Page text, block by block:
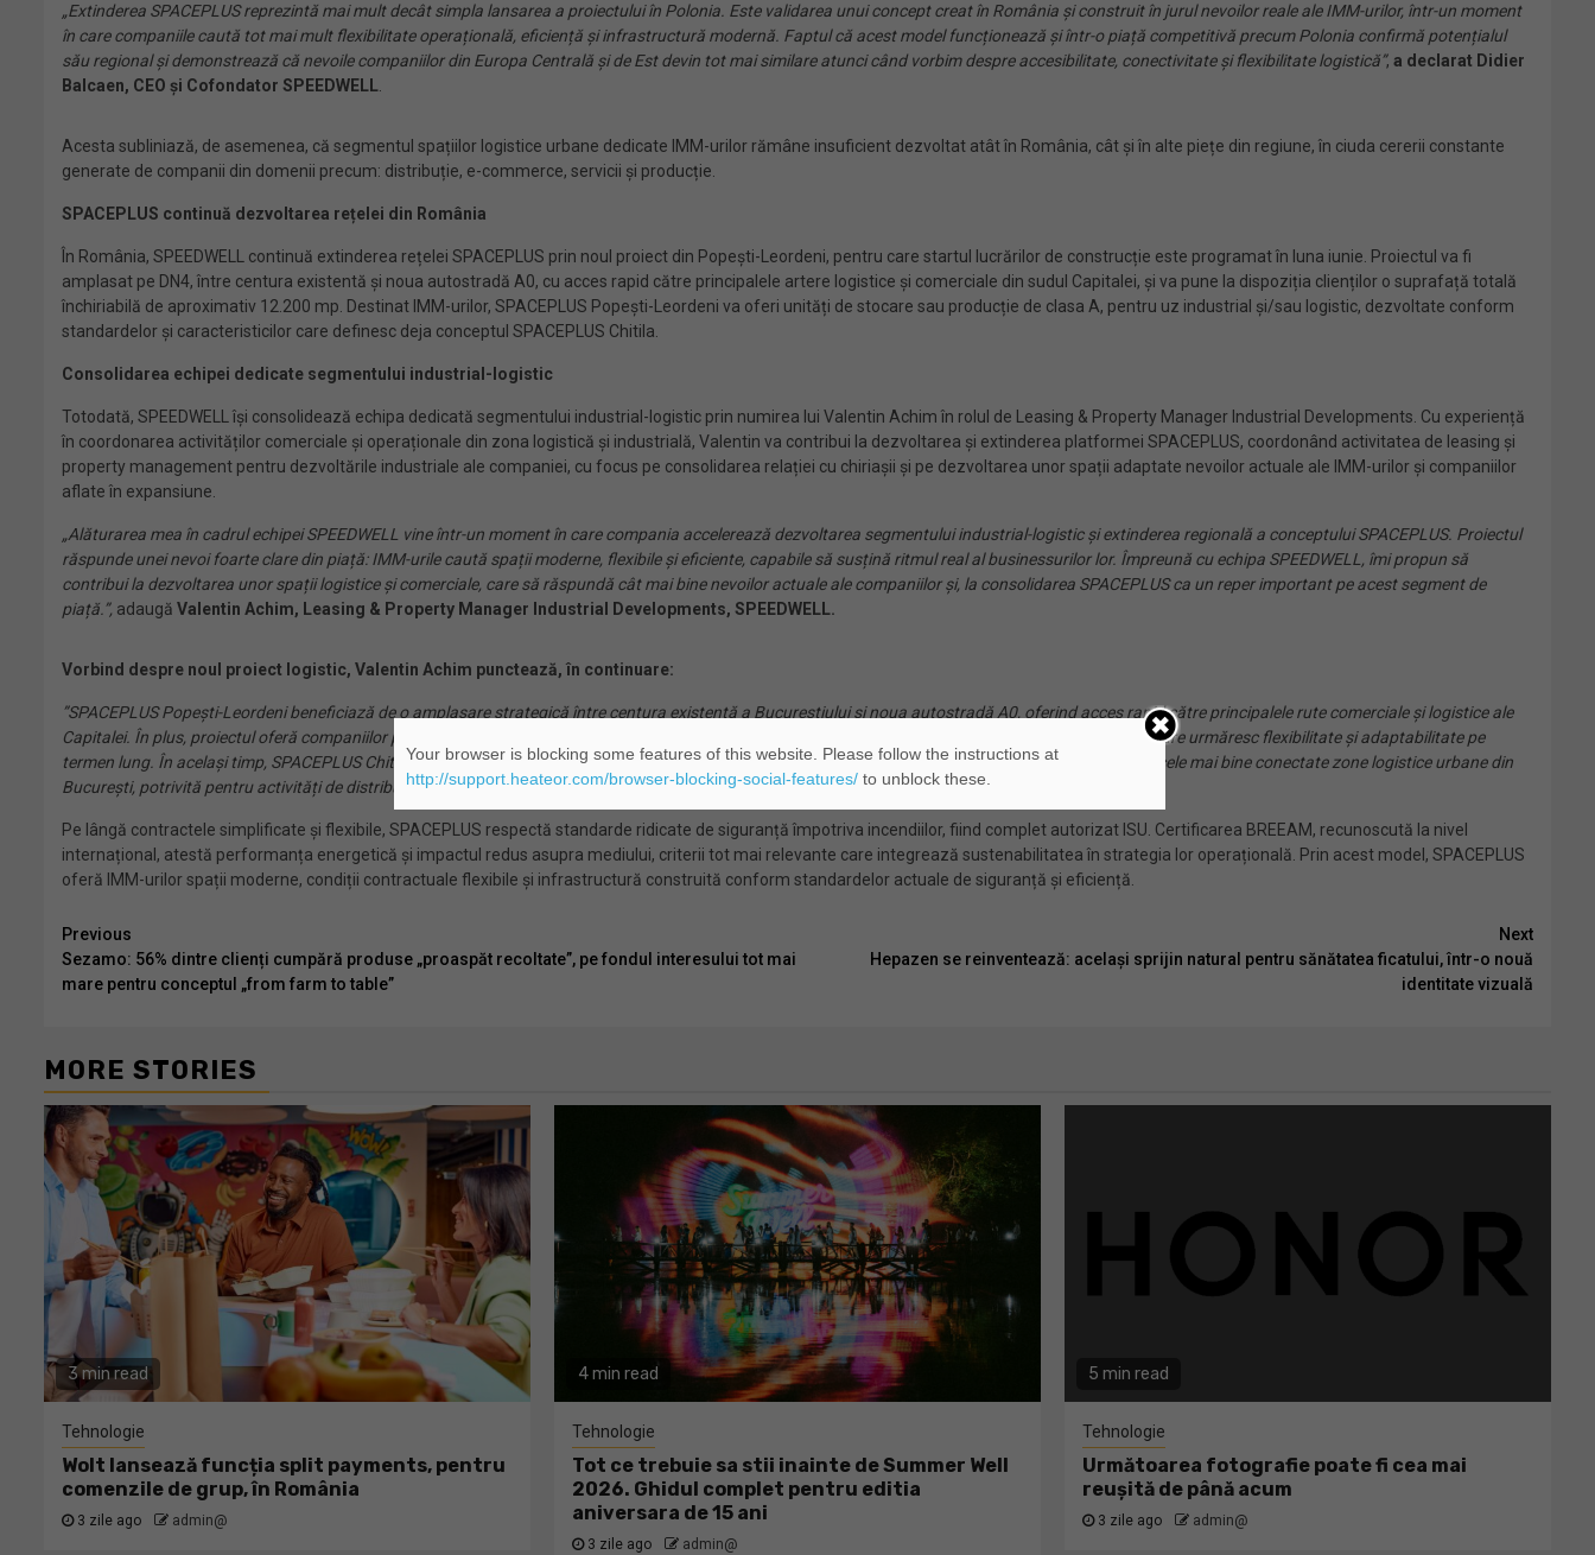
„Extinderea SPACEPLUS reprezintă mai mult decât simpla lansarea a proiectului în Polonia. Este validarea unui concept creat în România și construit în jurul nevoilor reale ale IMM-urilor, într-un moment
în care companiile caută tot mai mult flexibilitate operațională, eficiență și infrastructură modernă. Faptul că acest model funcționează și într-o piață competitivă precum Polonia confirmă potențialul
său regional și demonstrează că nevoile companiilor din Europa Centrală și de Est devin tot mai similare atunci când vorbim despre accesibilitate, conectivitate și flexibilitate logistică”, a declarat Didier
Balcaen, CEO și Cofondator SPEEDWELL
Acesta subliniază, de asemenea, că segmentul spațiilor logistice urbane dedicate IMM-urilor rămâne insuficient dezvoltat atât în România, cât și în alte piețe din regiune, în ciuda cererii constante
generate de companii din domenii precum: distribuție, e-commerce, servicii și producție.
SPACEPLUS continuă dezvoltarea rețelei din România
În România, SPEEDWELL continuă extinderea rețelei SPACEPLUS prin noul proiect din Popești-Leordeni, pentru care startul lucrărilor de construcție este programat în luna iunie. Proiectul va fi
amplasat pe DN4, între centura existentă și noua autostradă A0, cu acces rapid către principalele artere logistice și comerciale din sudul Capitalei, și va pune la dispoziția clienților o suprafață totală
închiriabilă de aproximativ 12.200 mp. Destinat IMM-urilor, SPACEPLUS Popești-Leordeni va oferi unități de stocare sau producție de clasa A, pentru uz industrial și/sau logistic, dezvoltate conform
standardelor și caracteristicilor care definesc deja conceptul SPACEPLUS Chitila.
Consolidarea echipei dedicate segmentului industrial-logistic
Totodată, SPEEDWELL își consolidează echipa dedicată segmentului industrial-logistic prin numirea lui Valentin Achim în rolul de Leasing & Property Manager Industrial Developments. Cu experiență
în coordonarea activităților comerciale și operaționale din zona logistică și industrială, Valentin va contribui la dezvoltarea și extinderea platformei SPACEPLUS, coordonând activitatea de leasing și
property management pentru dezvoltările industriale ale companiei, cu focus pe consolidarea relației cu chiriașii și pe dezvoltarea unor spații adaptate nevoilor actuale ale IMM-urilor și companiilor
aflate în expansiune.
„Alăturarea mea în cadrul echipei SPEEDWELL vine într-un moment în care compania accelerează dezvoltarea segmentului industrial-logistic și extinderea regională a conceptului SPACEPLUS. Proiectul
răspunde unei nevoi foarte clare din piață: IMM-urile caută spații moderne, flexibile și eficiente, capabile să susțină ritmul real al businessurilor lor. Împreună cu echipa SPEEDWELL, îmi propun să
contribui la dezvoltarea unor spații logistice și comerciale, care să răspundă cât mai bine nevoilor actuale ale companiilor și, la consolidarea SPACEPLUS ca un reper important pe acest segment de
piață.”, adaugă Valentin Achim, Leasing & Property Manager Industrial Developments, SPEEDWELL.
Vorbind despre noul proiect logistic, Valentin Achim punctează, în continuare:
”SPACEPLUS Popești-Leordeni beneficiază de o amplasare strategică între centura existentă a Bucureștiului și noua autostradă A0, oferind acces rapid către principalele rute comerciale și logistice ale
Capitalei. În plus, proiectul oferă companiilor posibilitatea de a-și configura spațiile încă din faza de dezvoltare, un avantaj important pentru IMM-urile care urmăresc flexibilitate și adaptabilitate pe
termen lung. În același timp, SPACEPLUS Chitila rămâne o opțiune atractivă pentru companiile aflate în căutarea unor spații disponibile într-una dintre cele mai bine conectate zone logistice urbane din
București, potrivită pentru activități de distribuție, depozitare sau operațiuni mixte.”
Pe lângă contractele simplificate și flexibile, SPACEPLUS respectă standarde ridicate de siguranță împotriva incendiilor, fiind complet autorizat ISU. Certificarea BREEAM, recunoscută la nivel
internațional, atestă performanța energetică și impactul redus asupra mediului, criterii tot mai relevante care integrează sustenabilitatea în strategia lor operațională. Prin acest model, SPACEPLUS
oferă IMM-urilor spații moderne, condiții contractuale flexibile și infrastructură construită conform standardelor actuale de siguranță și eficiență.
Continue
Reading
Previous
Sezamo: 56% dintre clienți cumpără produse „proaspăt recoltate”, pe fondul interesului tot mai
mare pentru conceptul „from farm to table”
Next
Hepazen se reinventează: același sprijin natural pentru sănătatea ficatului, într-o nouă
identitate vizuală
MORE STORIES
3 min read
Tehnologie
Wolt lansează funcția split payments, pentru
comenzile de grup, în România
3 zile ago admin@
4 min read
Tehnologie
Tot ce trebuie sa stii inainte de Summer Well
2026. Ghidul complet pentru editia
aniversara de 15 ani
3 zile ago admin@
5 min read
Tehnologie
Următoarea fotografie poate fi cea mai
reușită de până acum
3 zile ago admin@
Your browser is blocking some features of this website. Please follow the instructions at
http://support.heateor.com/browser-blocking-social-features/to unblock these.